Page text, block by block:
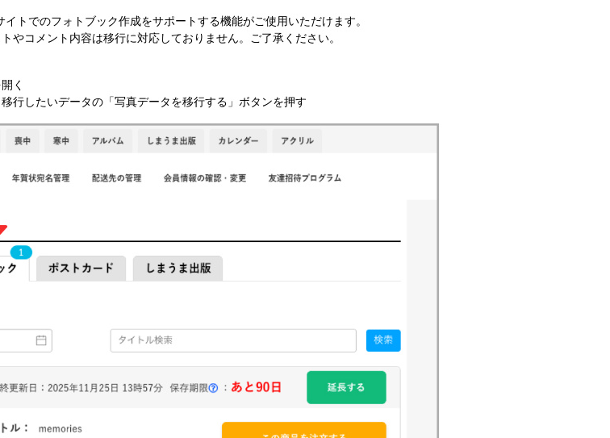
トでの​フォトブック作成を​サポートする​機能が​ご使用いただけます。​
やコメント内容は移行に対応しておりません。ご了承ください。
く
移行したいデータの「写真データを移行する」ボタンを押す